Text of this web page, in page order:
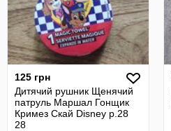
125 грн
Дитячий рушник Щенячий
патруль Маршал Гонщик
Кримез Скай Disney р.28
28